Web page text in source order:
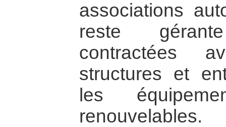
associations
reste
contractées
structures et
les
renouvelables.